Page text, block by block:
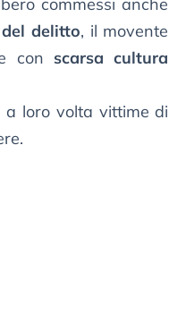
commessi anche
delitto, il movente
con scarsa cultura
loro volta vittime di